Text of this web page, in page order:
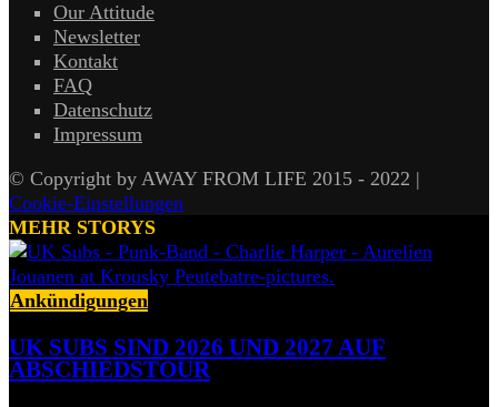
Our Attitude
Newsletter
Kontakt
FAQ
Datenschutz
Impressum
© Copyright by AWAY FROM LIFE 2015 - 2022 |
Cookie-Einstellungen
MEHR STORYS
Ankündigungen
UK SUBS SIND 2026 UND 2027 AUF
ABSCHIEDSTOUR